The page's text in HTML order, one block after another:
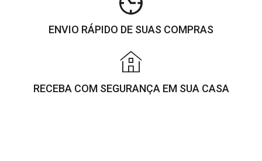
ENVIO RÁPIDO DE SUAS COMPRAS
RECEBA COM SEGURANÇA EM SUA CASA